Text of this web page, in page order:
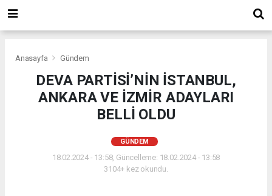
Anasayfa Gündem
DEVA PARTİSİ’NİN İSTANBUL,
ANKARA VE İZMİR ADAYLARI
BELLİ OLDU
GÜNDEM
18.02.2024 - 13:58, Güncelleme: 18.02.2024 - 13:58
3104+ kez okundu.